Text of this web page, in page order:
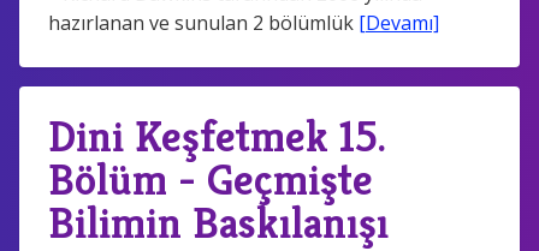
hazırlanan ve sunulan 2 bölümlük [Devamı]
Dini Keşfetmek 15.
Bölüm - Geçmişte
Bilimin Baskılanışı